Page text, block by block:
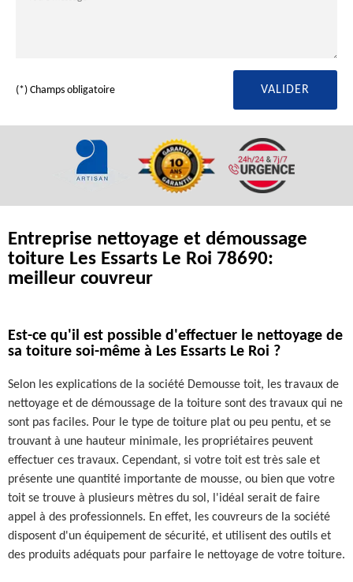
(*) Champs obligatoire
Entreprise nettoyage et démoussage
toiture Les Essarts Le Roi 78690:
meilleur couvreur
Est-ce qu'il est possible d'effectuer le nettoyage de
sa toiture soi-même à Les Essarts Le Roi ?
Selon les explications de la société Demousse toit, les travaux de
nettoyage et de démoussage de la toiture sont des travaux qui ne
sont pas faciles. Pour le type de toiture plat ou peu pentu, et se
trouvant à une hauteur minimale, les propriétaires peuvent
effectuer ces travaux. Cependant, si votre toit est très sale et
présente une quantité importante de mousse, ou bien que votre
toit se trouve à plusieurs mètres du sol, l'idéal serait de faire
appel à des professionnels. En effet, les couvreurs de la société
disposent d'un équipement de sécurité, et utilisent des outils et
des produits adéquats pour parfaire le nettoyage de votre toiture.